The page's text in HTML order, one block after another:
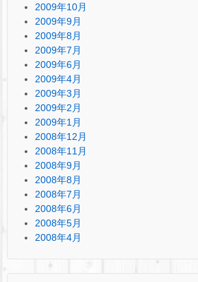
2009年10月
2009年9月
2009年8月
2009年7月
2009年6月
2009年4月
2009年3月
2009年2月
2009年1月
2008年12月
2008年11月
2008年9月
2008年8月
2008年7月
2008年6月
2008年5月
2008年4月